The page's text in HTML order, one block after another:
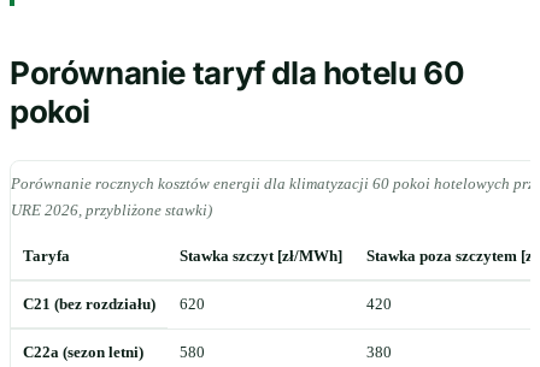
Porównanie taryf dla hotelu 60
pokoi
Porównanie rocznych kosztów energii dla klimatyzacji 60 pokoi hotelowych
URE 2026, przybliżone stawki)
Taryfa Stawka szczyt [zł/MWh] Stawka poza szczytem
C21 (bez rozdziału) 620 420
C22a (sezon letni) 580 380